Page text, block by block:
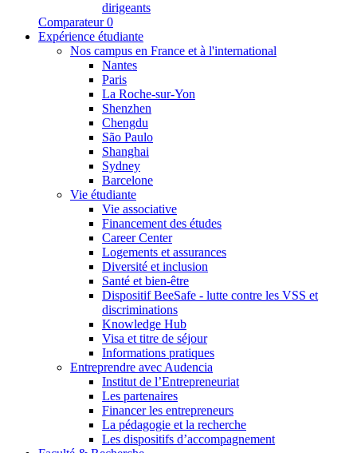
dirigeants
Comparateur 0
Expérience étudiante
Nos campus en France et à l'international
Nantes
Paris
La Roche-sur-Yon
Shenzhen
Chengdu
São Paulo
Shanghai
Sydney
Barcelone
Vie étudiante
Vie associative
Financement des études
Career Center
Logements et assurances
Diversité et inclusion
Santé et bien-être
Dispositif BeeSafe - lutte contre les VSS et
discriminations
Knowledge Hub
Visa et titre de séjour
Informations pratiques
Entreprendre avec Audencia
Institut de l’Entrepreneuriat
Les partenaires
Financer les entrepreneurs
La pédagogie et la recherche
Les dispositifs d’accompagnement